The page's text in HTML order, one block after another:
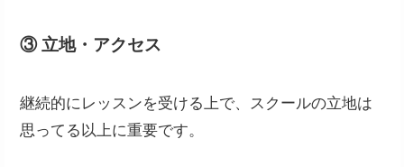
③ 立地・アクセス
継続的にレッスンを受ける上で、スクールの立地は
思ってる以上に重要です。